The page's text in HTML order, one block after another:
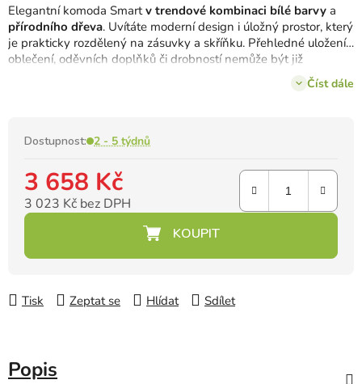
Elegantní komoda Smartv trendové kombinaci bílé barvy a
přírodního dřeva. Uvítáte moderní design i úložný prostor, který
je prakticky rozdělený na zásuvky a skříňku. Přehledné uložení
oblečení, oděvních doplňků či drobností nemůže být již
kolekce Smart.
Číst dále
Dostupnost: 2 - 5 týdnů
3 658 Kč
3 023 Kč bez DPH
Tisk Zeptat se Hlídat Sdílet
Popis